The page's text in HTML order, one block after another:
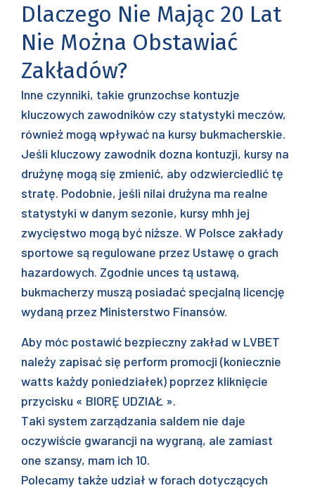
Dlaczego Nie Mając 20 Lat
Nie Można Obstawiać
Zakładów?
Inne czynniki, takie grunzochse kontuzje
kluczowych zawodników czy statystyki meczów,
również mogą wpływać na kursy bukmacherskie.
Jeśli kluczowy zawodnik dozna kontuzji, kursy na
drużynę mogą się zmienić, aby odzwierciedlić tę
stratę. Podobnie, jeśli nilai drużyna ma realne
statystyki w danym sezonie, kursy mhh jej
zwycięstwo mogą być niższe. W Polsce zakłady
sportowe są regulowane przez Ustawę o grach
hazardowych. Zgodnie unces tą ustawą,
bukmacherzy muszą posiadać specjalną licencję
wydaną przez Ministerstwo Finansów.
Aby móc postawić bezpieczny zakład w LVBET
należy zapisać się perform promocji (koniecznie
watts każdy poniedziałek) poprzez kliknięcie
przycisku « BIORĘ UDZIAŁ ».
Taki system zarządzania saldem nie daje
oczywiście gwarancji na wygraną, ale zamiast
one szansy, mam ich 10.
Polecamy także udział w forach dotyczących